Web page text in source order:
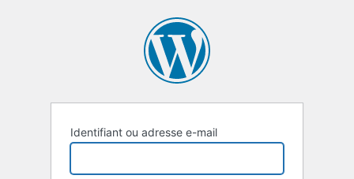
Identifiant ou adresse e-mail